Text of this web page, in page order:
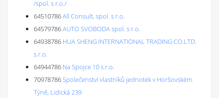
/spol. s r.o./
64510786All Consult, spol. s r.o.
64579786AUTO SVOBODA spol. s r.o.
64938786 HUA SHENG INTERNATIONAL TRADING CO.LTD.
s.r.o.
64944786 Na Spojce 10 s.r.o.
70978786Společenství vlastníků jednotek v Horšovském
Týně, Lidická 239